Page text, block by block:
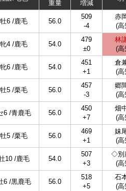
重量
増減
牡6 /鹿毛 56.0
509
-4
赤
(高
牝4 /鹿毛 54.0
479
±0
林
(高
牝6 /鹿毛 54.0
451
+1
倉
(高
牡5 /栗毛 56.0
457
-3
郷
(高
6 /青鹿毛 56.0
450
+7
畑
(高
牡5 /栗毛 56.0
469
+1
妹
(高
10 /鹿毛 54.0
507
+3
◇別
(高
6 /黒鹿毛 56.0
518
+5
石
(高